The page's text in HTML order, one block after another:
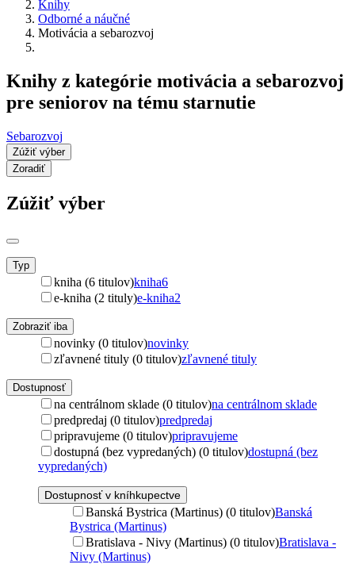
Knihy
Odborné a náučné
Motivácia a sebarozvoj
Knihy z kategórie motivácia a sebarozvoj
pre seniorov na tému starnutie
Sebarozvoj
Zúžiť výber
Zoradiť
Zúžiť výber
Typ
kniha (6 titulov)kniha6
e-kniha (2 tituly)e-kniha2
Zobraziť iba
novinky (0 titulov)novinky
zľavnené tituly (0 titulov)zľavnené tituly
Dostupnosť
na centrálnom sklade (0 titulov)na centrálnom sklade
predpredaj (0 titulov)predpredaj
pripravujeme (0 titulov)pripravujeme
dostupná (bez vypredaných) (0 titulov)dostupná (bez
vypredaných)
Dostupnosť v kníhkupectve
Banská Bystrica (Martinus) (0 titulov)Banská
Bystrica (Martinus)
Bratislava - Nivy (Martinus) (0 titulov)Bratislava -
Nivy (Martinus)